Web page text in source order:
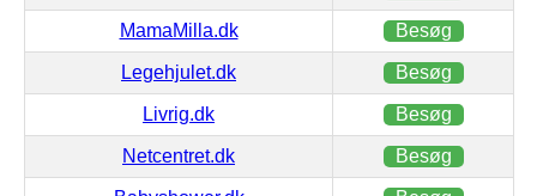
MamaMilla.dk Besøg
Legehjulet.dk Besøg
Livrig.dk Besøg
Netcentret.dk Besøg